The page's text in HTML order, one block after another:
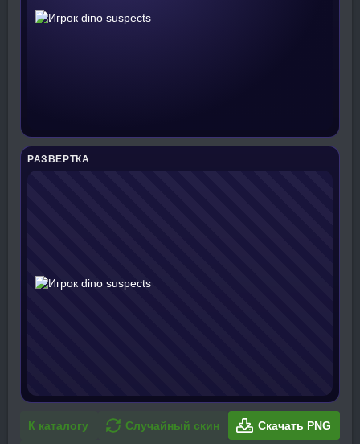
РАЗВЕРТКА
К каталогу Случайный скин Скачать PNG